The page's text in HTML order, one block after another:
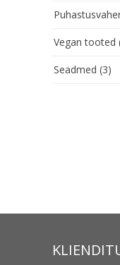
Vegan tooted
Seadmed (3)